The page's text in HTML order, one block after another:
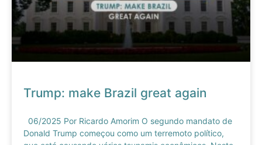
Trump: make Brazil great again
06/2025 Por Ricardo Amorim O segundo mandato de
Donald Trump começou como um terremoto político,